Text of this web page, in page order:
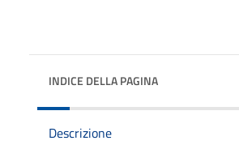
INDICE DELLA PAGINA
Descrizione